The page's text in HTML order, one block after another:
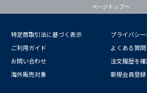
ページトップへ
特定商取引法に基づく表示
プライバシ
ご利用ガイド
よくある質問
お問い合わせ
注文履歴を確
海外販売対象
新規会員登録